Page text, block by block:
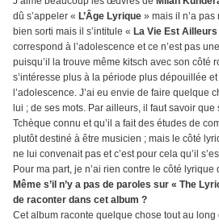
dû s’appeler « L’Âge Lyrique » mais il n’a
bien sorti mais il s’intitule « La Vie Est Ailleurs
correspond à l’adolescence et ce n’est pas
puisqu’il la trouve même kitsch avec son côté
s’intéresse plus à la période plus dépouillée
l’adolescence. J’ai eu envie de faire quelque
lui ; de ses mots. Par ailleurs, il faut savoir
Tchèque connu et qu’il a fait des études de
plutôt destiné à être musicien ; mais le côté
ne lui convenait pas et c’est pour cela qu’il
Pour ma part, je n’ai rien contre le côté
Même s’il n’y a pas de paroles sur « The
de raconter dans cet album ?
Cet album raconte quelque chose tout au